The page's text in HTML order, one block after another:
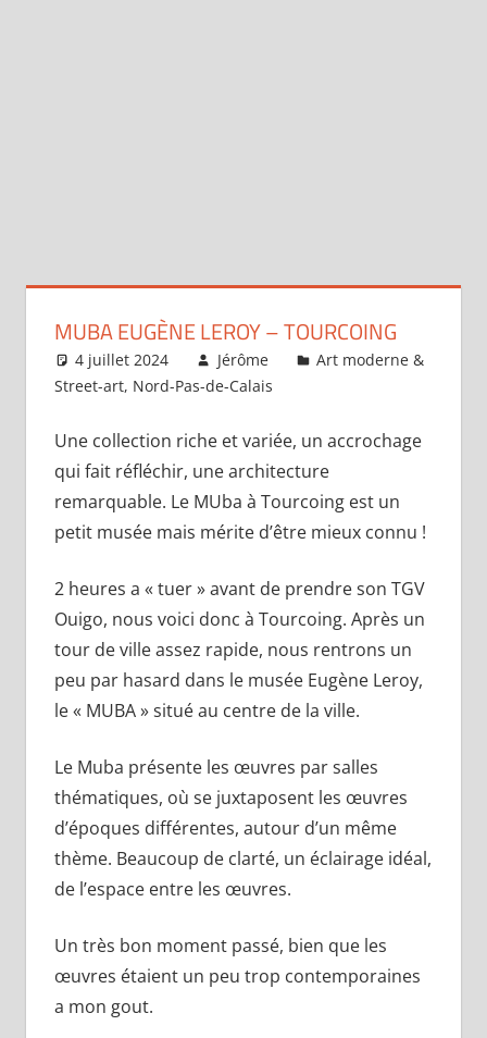
MUBA EUGÈNE LEROY – TOURCOING
4 juillet 2024 Jérôme
Art moderne &
Street-art, Nord-Pas-de-Calais
Une collection riche et variée, un accrochage
qui fait réfléchir, une architecture
remarquable. Le MUba à Tourcoing est un
petit musée mais mérite d’être mieux connu !
2 heures a « tuer » avant de prendre son TGV
Ouigo, nous voici donc à Tourcoing. Après un
tour de ville assez rapide, nous rentrons un
peu par hasard dans le musée Eugène Leroy,
le « MUBA » situé au centre de la ville.
Le Muba présente les œuvres par salles
thématiques, où se juxtaposent les œuvres
d’époques différentes, autour d’un même
thème. Beaucoup de clarté, un éclairage idéal,
de l’espace entre les œuvres.
Un très bon moment passé, bien que les
œuvres étaient un peu trop contemporaines
a mon gout.